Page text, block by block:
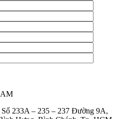
Số 233A – 235 – 237 Đường 9A,